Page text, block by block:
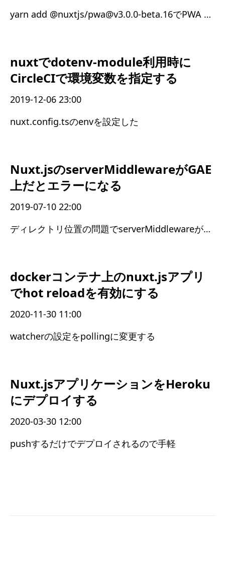
yarn add @nuxtjs/pwa@v3.0.0-beta.16でPWA Moduleを更新する
nuxtでdotenv-module利用時に
CircleCIで環境変数を指定する
2019-12-06 23:00
nuxt.config.tsのenvを設定した
Nuxt.jsのserverMiddlewareがGAE
上だとエラーになる
2019-07-10 22:00
ディレクトリ位置の問題でserverMiddlewareが動かない現象が発生した
dockerコンテナ上のnuxt.jsアプリ
でhot reloadを有効にする
2020-11-30 11:00
watcherの設定をpollingに変更する
Nuxt.jsアプリケーションをHeroku
にデプロイする
2020-03-30 12:00
pushするだけでデプロイされるので手軽